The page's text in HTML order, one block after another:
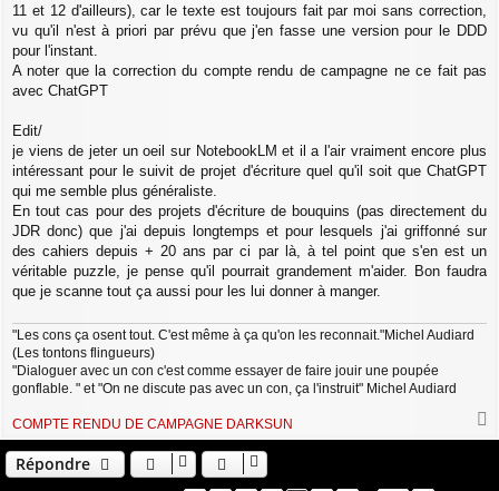
11 et 12 d'ailleurs), car le texte est toujours fait par moi sans correction,
vu qu'il n'est à priori par prévu que j'en fasse une version pour le DDD
pour l'instant.
A noter que la correction du compte rendu de campagne ne ce fait pas
avec ChatGPT
Edit/
je viens de jeter un oeil sur NotebookLM et il a l'air vraiment encore plus
intéressant pour le suivit de projet d'écriture quel qu'il soit que ChatGPT
qui me semble plus généraliste.
En tout cas pour des projets d'écriture de bouquins (pas directement du
JDR donc) que j'ai depuis longtemps et pour lesquels j'ai griffonné sur
des cahiers depuis + 20 ans par ci par là, à tel point que s'en est un
véritable puzzle, je pense qu'il pourrait grandement m'aider. Bon faudra
que je scanne tout ça aussi pour les lui donner à manger.
"Les cons ça osent tout. C'est même à ça qu'on les reconnait."Michel Audiard
(Les tontons flingueurs)
"Dialoguer avec un con c'est comme essayer de faire jouir une poupée
gonflable. " et "On ne discute pas avec un con, ça l'instruit" Michel Audiard
COMPTE RENDU DE CAMPAGNE DARKSUN
a
Répondre